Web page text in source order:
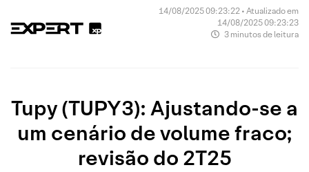
14/08/2025 09:23:22 • Atualizado em
14/08/2025 09:23:23
3 minutos de leitura
Tupy (TUPY3): Ajustando-se a
um cenário de volume fraco;
revisão do 2T25